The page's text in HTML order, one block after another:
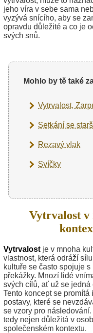
jeho víra v sebe sama
vyzývá snícího, aby se
opravdu důležité a co je
svých snů.
Mohlo by tě také
Vytrvalost,
Setkání se
Rezavý vlak
Svíčky
Vytrvalost
Vytrvalost je v mnoha
vlastnost, která odráží
kultuře se často spojuje
překážky. Mnozí lidé
svých cílů, ať už se jedná
Tento koncept se
postavy, které se
se vzory pro
tedy nejen důležitá v
společenském kontextu.